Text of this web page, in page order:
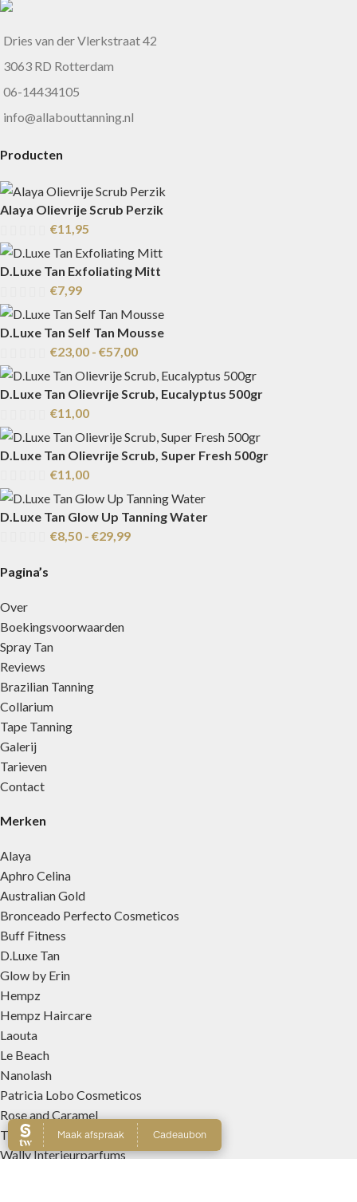
Dries van der Vlerkstraat 42
3063 RD Rotterdam
06-14434105
info@allabouttanning.nl
Producten
Alaya Olievrije Scrub Perzik
€11,95
D.Luxe Tan Exfoliating Mitt
€7,99
D.Luxe Tan Self Tan Mousse
€23,00 - €57,00
D.Luxe Tan Olievrije Scrub, Eucalyptus 500gr
€11,00
D.Luxe Tan Olievrije Scrub, Super Fresh 500gr
€11,00
D.Luxe Tan Glow Up Tanning Water
€8,50 - €29,99
Pagina’s
Over
Boekingsvoorwaarden
Spray Tan
Reviews
Brazilian Tanning
Collarium
Tape Tanning
Galerij
Tarieven
Contact
Merken
Alaya
Aphro Celina
Australian Gold
Bronceado Perfecto Cosmeticos
Buff Fitness
D.Luxe Tan
Glow by Erin
Hempz
Hempz Haircare
Laouta
Le Beach
Nanolash
Patricia Lobo Cosmeticos
Rose and Caramel
Tree Hut
Wally Interieurparfums